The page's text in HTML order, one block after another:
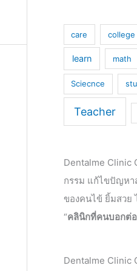
care college
learn math
Sciecnce
Teacher
Dentalme Clinic
กรรม แก้ไขปัญหา
ของคนไข้ ยิ้มสวย
“คลินิกที่คนบอกต่
Dentalme Clinic